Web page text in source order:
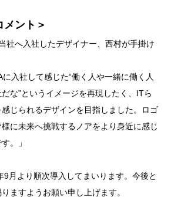
メント＞
社へ入社したデザイナー、西村が手掛け
に入社して感じた“働く人や一緒に働く人
な”というイメージを再現したく、ITら
じられるデザインを目指しました。ロゴ
に未来へ挑戦するノアをより身近に感じ
。」
9月より順次導入してまいります。今後と
ますようお願い申し上げます。